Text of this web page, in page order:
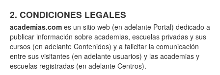
2. CONDICIONES LEGALES
academias.com es un sitio web (en adelante Portal) dedicado a
publicar información sobre academias, escuelas privadas y sus
cursos (en adelante Contenidos) y a falicitar la comunicación
entre sus visitantes (en adelante usuarios) y las academias y
escuelas registradas (en adelante Centros).